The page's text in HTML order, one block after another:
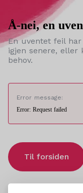
Å-nei, en
En uventet feil
igjen senere, eller
behov.
Error message:
Error: Request failed
Til forsiden